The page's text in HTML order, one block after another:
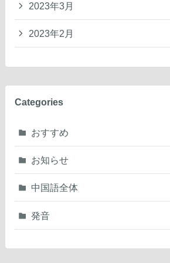
2023年3月
2023年2月
Categories
おすすめ
お知らせ
中国語全体
発音